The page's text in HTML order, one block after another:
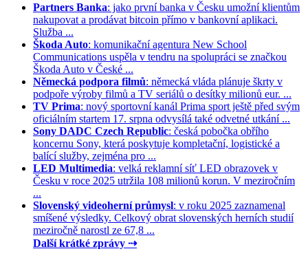
Partners Banka: jako první banka v Česku umožní klientům
nakupovat a prodávat bitcoin přímo v bankovní aplikaci.
Služba ...
Škoda Auto: komunikační agentura New School
Communications uspěla v tendru na spolupráci se značkou
Škoda Auto v České ...
Německá podpora filmů: německá vláda plánuje škrty v
podpoře výroby filmů a TV seriálů o desítky milionů eur. ...
TV Prima: nový sportovní kanál Prima sport ještě před svým
oficiálním startem 17. srpna odvysílá také odvetné utkání ...
Sony DADC Czech Republic: česká pobočka obřího
koncernu Sony, která poskytuje kompletační, logistické a
balící služby, zejména pro ...
LED Multimedia: velká reklamní síť LED obrazovek v
Česku v roce 2025 utržila 108 milionů korun. V meziročním
...
Slovenský videoherní průmysl: v roku 2025 zaznamenal
smíšené výsledky. Celkový obrat slovenských herních studií
meziročně narostl ze 67,8 ...
Další krátké zprávy ⇢